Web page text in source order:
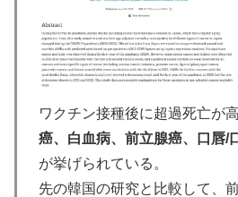
ワクチン接種後に超過死亡が
癌、白血病、前立腺癌、口唇/
が挙げられている。
先の韓国の研究と比較して、